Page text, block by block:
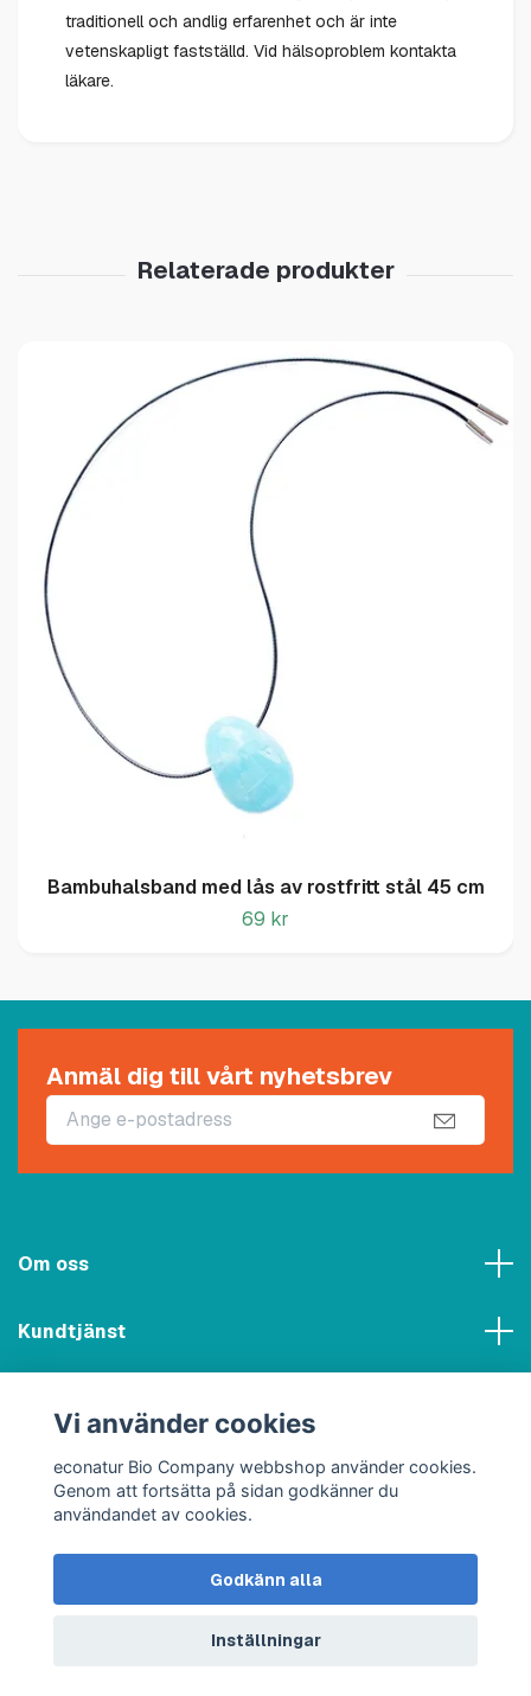
traditionell och andlig erfarenhet och är inte
vetenskapligt fastställd. Vid hälsoproblem kontakta
läkare.
Bambuhalsband med lås av rostfritt stål 45 cm
69 kr
Anmäl dig till vårt nyhetsbrev
Om oss
Kundtjänst
Sociala medier
© 2026 econatur Bio Company webbshop
Vi använder cookies
econatur Bio Company webbshop använder cookies.
Genom att fortsätta på sidan godkänner du
användandet av cookies.
Godkänn alla
Inställningar